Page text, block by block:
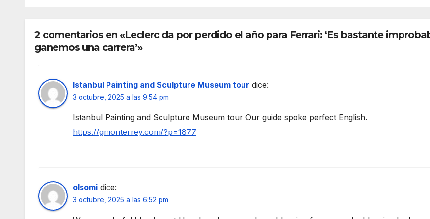
2 comentarios en «Leclerc da por perdido el año para Ferrari: ‘Es bastante
ganemos una carrera’»
Istanbul Painting and Sculpture Museum tour dice:
3 octubre, 2025 a las 9:54 pm
Istanbul Painting and Sculpture Museum tour Our guide spoke perfect English.
https://gmonterrey.com/?p=1877
olsomi dice:
3 octubre, 2025 a las 6:52 pm